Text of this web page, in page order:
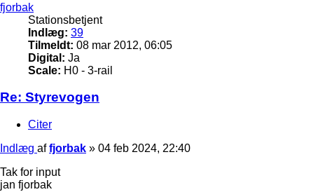
fjorbak
Stationsbetjent
Indlæg: 39
Tilmeldt: 08 mar 2012, 06:05
Digital: Ja
Scale: H0 - 3-rail
Re: Styrevogen
Citer
Indlæg affjorbak » 04 feb 2024, 22:40
Tak for input
jan fjorbak